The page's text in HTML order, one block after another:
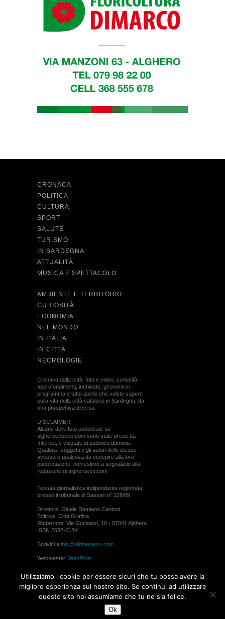
CRONACA
POLITICA
CULTURA
SPORT
SALUTE
TURISMO
IN SARDEGNA
ATTUALITÀ
MUSICA E SPETTACOLO
AMBIENTE E TERRITORIO
CURIOSITÀ
ECONOMIA
NEL MONDO
IN ITALIA
IN CITTÀ
NECROLOGIE
Cronaca dalla città, foto e video, curiosità,
approfondimenti, inchieste, gli eventi in
programma e tutto quello che volete sapere
sulla vita nella città catalana in Sardegna, da
una prospettiva diversa.
DISCLAIMER
Alcune delle foto pubblicate su
algheroecoeco.com sono state prese da
Internet, e valutate di pubblico dominio.
Qualora i soggetti o gli autori delle stesse
avessero qualcosa da eccepire alla loro
pubblicazione, non esitino a segnalarlo alla
redazione di algheroeco.com
Testata giornalistica indipendente registrata
presso il tribunale di Sassari n° 228/89
Direttore: Gioele Damiano Cantoni
Editrice: Città Grafica
Redazione: Via Goceano, 10 - 07041 Alghero
ISSN 2532-618X
Scrivici a info@algheroeco.com
Webmaster: WebRiver
permesso di algheroeco.com
Utilizziamo i cookie per essere sicuri che tu possa avere la
migliore esperienza sul nostro sito. Se continui ad utilizzare
questo sito noi assumiamo che tu ne sia felice.
Ok